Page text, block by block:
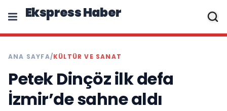
Ekspress Haber
ANA SAYFA/KÜLTÜR VE SANAT
Petek Dinçöz ilk defa
İzmir’de sahne aldı